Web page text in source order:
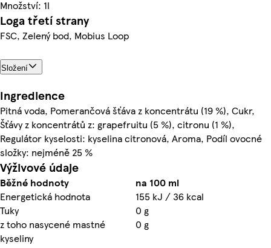
Množství: 1l
Loga třetí strany
FSC, Zelený bod, Mobius Loop
Složení
Ingredience
Pitná voda, Pomerančová šťáva z koncentrátu (19 %), Cukr,
Šťávy z koncentrátů z: grapefruitu (5 %), citronu (1 %),
Regulátor kyselosti: kyselina citronová, Aroma, Podíl ovocné
složky: nejméně 25 %
Výživové údaje
Běžné hodnoty
na 100 ml
Energetická hodnota
155 kJ / 36 kcal
Tuky
0 g
z toho nasycené mastné
kyseliny
0 g